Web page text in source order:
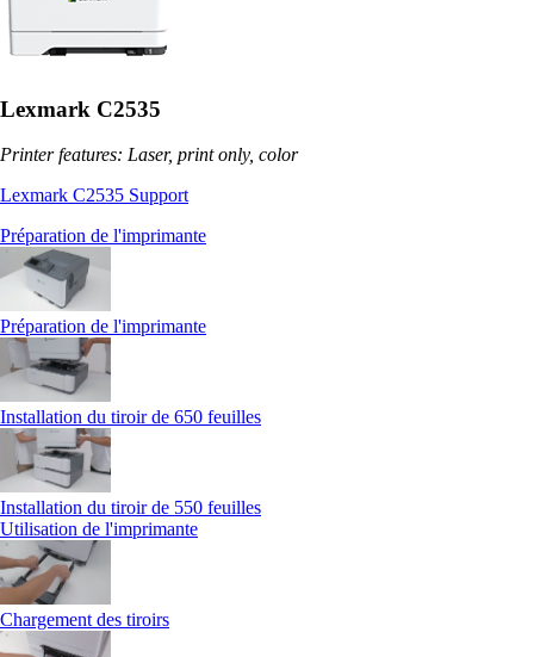
Lexmark C2535
Printer features: Laser, print only, color
Lexmark C2535 Support
Préparation de l'imprimante
Préparation de l'imprimante
Installation du tiroir de 650 feuilles
Installation du tiroir de 550 feuilles
Utilisation de l'imprimante
Chargement des tiroirs